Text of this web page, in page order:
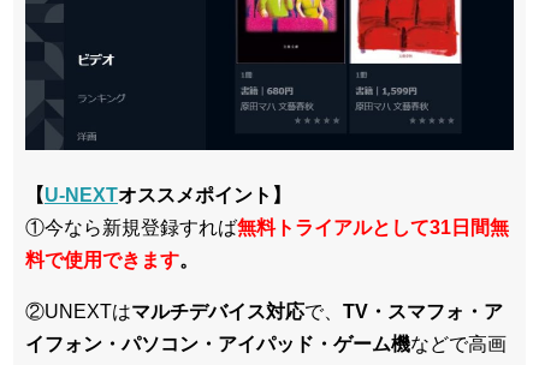
【U-NEXTオススメポイント】
①今なら新規登録すれば無料トライアルとして31日間無
料で使用できます。
②UNEXTはマルチデバイス対応で、 TV・スマフォ・ア
イフォン・パソコン・アイパッド・ゲーム機などで高画